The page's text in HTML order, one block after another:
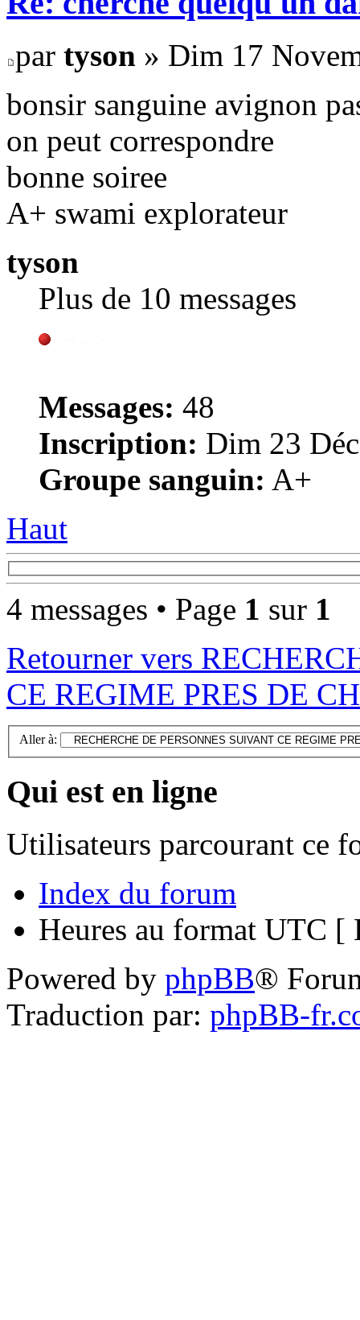
par tyson » Dim 17
bonsir sanguine avignon
on peut correspondre
bonne soiree
A+ swami explorateur
tyson
Plus de 10 messages
Messages: 48
Inscription: Dim 23
Groupe sanguin: A+
Haut
4 messages • Page 1 sur 1
Retourner vers
CE REGIME PRES DE
Aller à:
Qui est en ligne
Utilisateurs parcourant ce
Index du forum
Heures au format UTC [
Powered by phpBB®
Traduction par: phpBB-